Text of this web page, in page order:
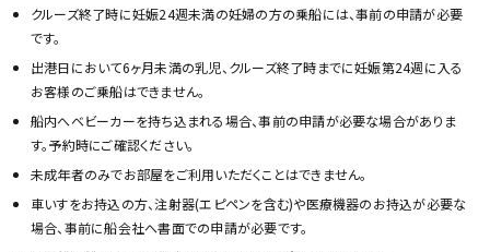
クルーズ終了時に妊娠24週未満の妊婦の方の乗船には、事前の申請が必要
です。
出港日において6ヶ月未満の乳児、クルーズ終了時までに妊娠第24週に入る
お客様のご乗船はできません。
船内へベビーカーを持ち込まれる場合、事前の申請が必要な場合がありま
す。予約時にご確認ください。
未成年者のみでお部屋をご利用いただくことはできません。
車いすをお持込の方、注射器(エピペンを含む)や医療機器のお持込が必要な
場合、事前に船会社へ書面での申請が必要です。